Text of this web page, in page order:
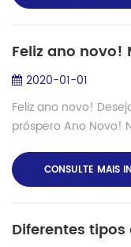
Feliz ano novo!
2020-01-01
Feliz ano novo!
próspero Ano Novo!
momento é para
CONSULTE MAIS
Diferentes tipos